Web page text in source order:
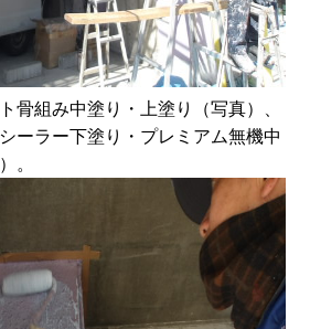
骨組み中塗り・上塗り（写真）、
ーラー下塗り・プレミアム無機中
。